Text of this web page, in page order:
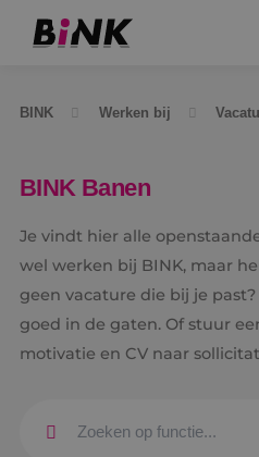
BINK Werken bij
BINK Banen
Je vindt hier alle
wel werken bij BINK, maar
geen vacature die bij je
goed in de gaten. Of stuur
motivatie en CV naar